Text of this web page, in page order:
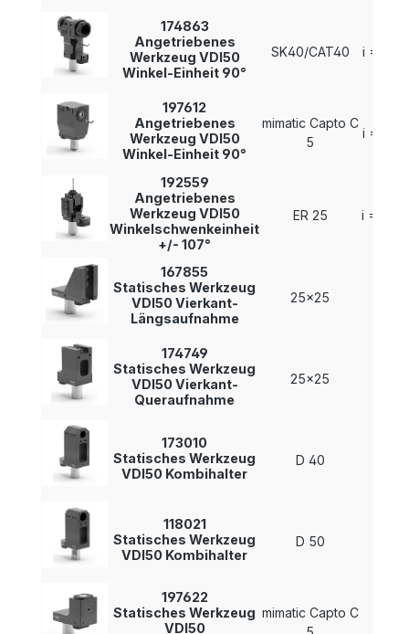
174863
Angetriebenes
Werkzeug VDI50
Winkel-Einheit 90°
SK40/CAT40 i = 1 : 1
197612
Angetriebenes
Werkzeug VDI50
Winkel-Einheit 90°
mimatic Capto C
5
i = 1 : 1
192559
Angetriebenes
Werkzeug VDI50
Winkelschwenkeinheit
+/- 107°
ER 25 i = 1 : 2
167855
Statisches Werkzeug
VDI50 Vierkant-
Längsaufnahme
25x25
174749
Statisches Werkzeug
VDI50 Vierkant-
Queraufnahme
25x25
173010
Statisches Werkzeug
VDI50 Kombihalter
D 40
118021
Statisches Werkzeug
VDI50 Kombihalter
D 50
197622
Statisches Werkzeug
VDI50
mimatic Capto C